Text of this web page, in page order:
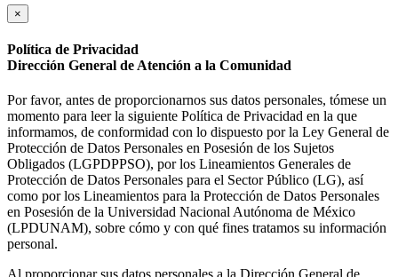
×
Política de Privacidad
Dirección General de Atención a la Comunidad
Por favor, antes de proporcionarnos sus datos personales, tómese un
momento para leer la siguiente Política de Privacidad en la que
informamos, de conformidad con lo dispuesto por la Ley General de
Protección de Datos Personales en Posesión de los Sujetos
Obligados (LGPDPPSO), por los Lineamientos Generales de
Protección de Datos Personales para el Sector Público (LG), así
como por los Lineamientos para la Protección de Datos Personales
en Posesión de la Universidad Nacional Autónoma de México
(LPDUNAM), sobre cómo y con qué fines tratamos su información
personal.